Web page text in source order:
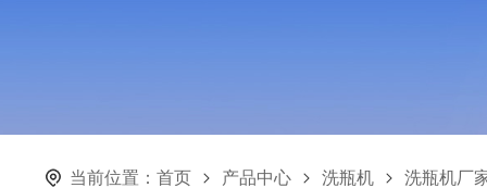
当前位置： 首页 产品中心 洗瓶机 洗瓶机厂